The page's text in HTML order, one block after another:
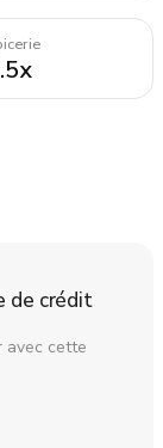
x
de crédit
avec cette